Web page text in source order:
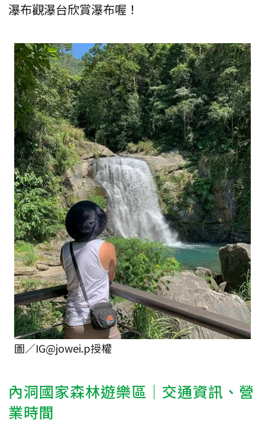
瀑布觀瀑台欣賞瀑布喔！
圖／IG@jowei.p授權
內洞國家森林遊樂區｜交通資訊、營
業時間